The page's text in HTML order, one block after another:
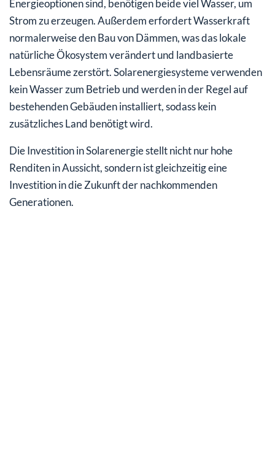
Energieoptionen sind, benötigen beide viel Wasser, um
Strom zu erzeugen. Außerdem erfordert Wasserkraft
normalerweise den Bau von Dämmen, was das lokale
natürliche Ökosystem verändert und landbasierte
Lebensräume zerstört. Solarenergiesysteme verwenden
kein Wasser zum Betrieb und werden in der Regel auf
bestehenden Gebäuden installiert, sodass kein
zusätzliches Land benötigt wird.
Die Investition in Solarenergie stellt nicht nur hohe
Renditen in Aussicht, sondern ist gleichzeitig eine
Investition in die Zukunft der nachkommenden
Generationen.